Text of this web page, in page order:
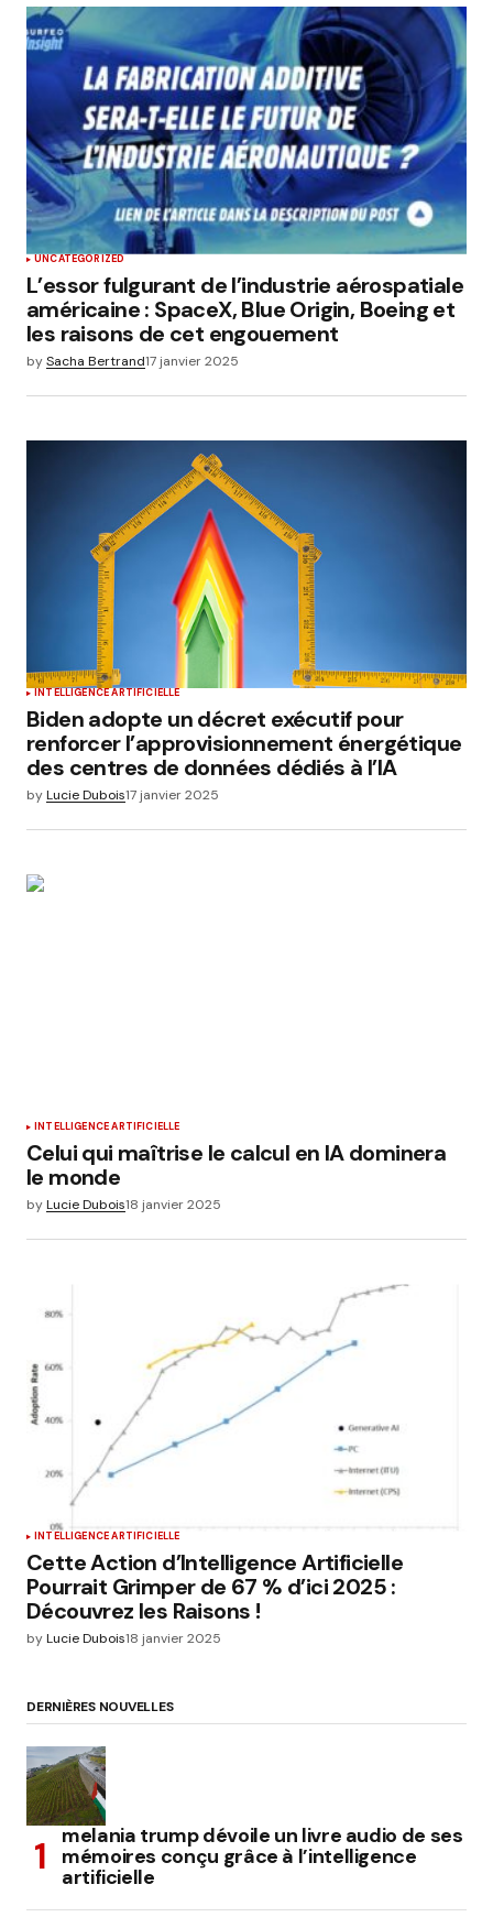
UNCATEGORIZED
L’essor fulgurant de l’industrie aérospatiale
américaine : SpaceX, Blue Origin, Boeing et
les raisons de cet engouement
bySacha Bertrand17 janvier 2025
INTELLIGENCE ARTIFICIELLE
Biden adopte un décret exécutif pour
renforcer l’approvisionnement énergétique
des centres de données dédiés à l’IA
byLucie Dubois17 janvier 2025
INTELLIGENCE ARTIFICIELLE
Celui qui maîtrise le calcul en IA dominera
le monde
byLucie Dubois18 janvier 2025
INTELLIGENCE ARTIFICIELLE
Cette Action d’Intelligence Artificielle
Pourrait Grimper de 67 % d’ici 2025 :
Découvrez les Raisons !
byLucie Dubois18 janvier 2025
DERNIÈRES NOUVELLES
melania trump dévoile un livre audio de ses
mémoires conçu grâce à l’intelligence
artificielle